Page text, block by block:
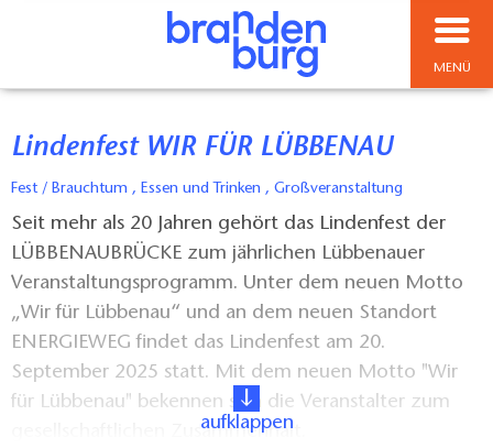
MENÜ
Lindenfest WIR FÜR LÜBBENAU
Fest / Brauchtum , Essen und Trinken , Großveranstaltung
Seit mehr als 20 Jahren gehört das Lindenfest der
LÜBBENAUBRÜCKE zum jährlichen Lübbenauer
Veranstaltungsprogramm. Unter dem neuen Motto
„Wir für Lübbenau“ und an dem neuen Standort
ENERGIEWEG findet das Lindenfest am 20.
September 2025 statt. Mit dem neuen Motto "Wir
für Lübbenau" bekennen sich die Veranstalter zum
gesellschaftlichen Zusammenhalt.
aufklappen